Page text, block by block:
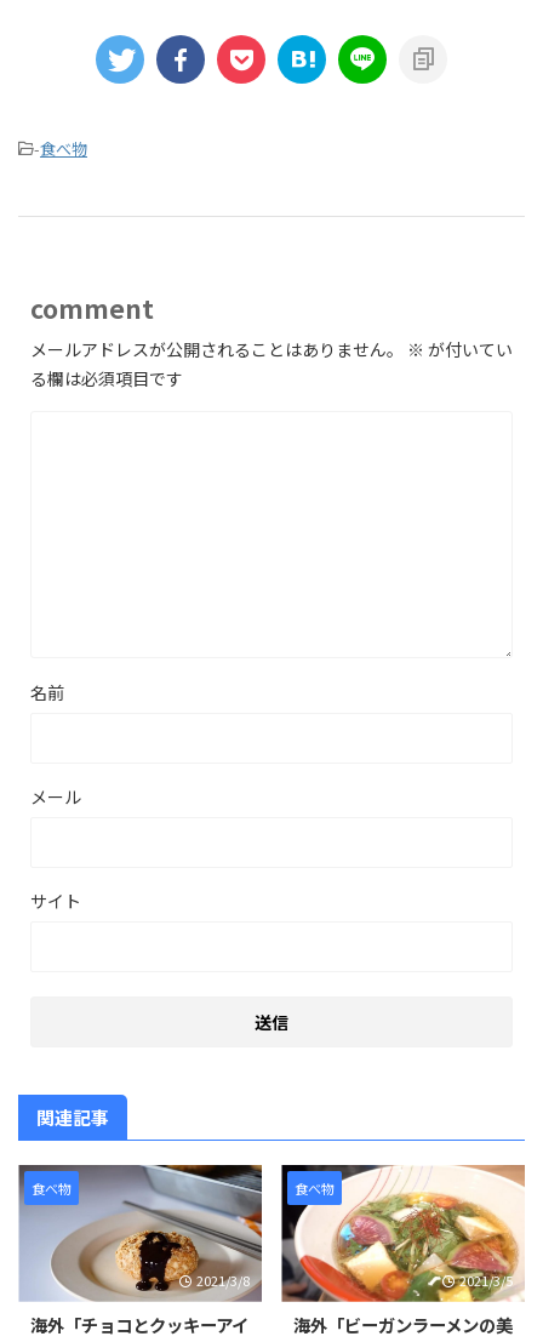
-食べ物
comment
メールアドレスが公開されることはありません。 ※ が付いてい
る欄は必須項目です
名前
メール
サイト
関連記事
食べ物
2021/3/8
海外「チョコとクッキーアイ
食べ物
2021/3/5
海外「ビーガンラーメンの美